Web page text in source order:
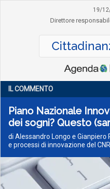
19/
Direttore
IL COMMENTO
Piano Nazionale
dei sogni? Questo
di Alessandro Longo e
e processi di innovazione del CNR